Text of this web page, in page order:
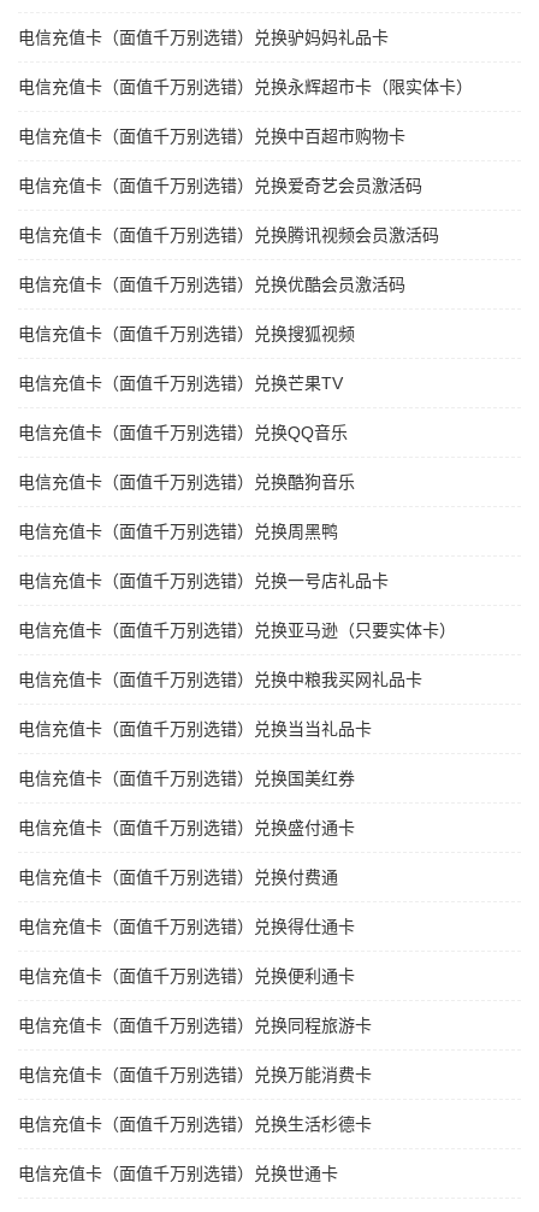
电信充值卡（面值千万别选错）兑换驴妈妈礼品卡
电信充值卡（面值千万别选错）兑换永辉超市卡（限实体卡）
电信充值卡（面值千万别选错）兑换中百超市购物卡
电信充值卡（面值千万别选错）兑换爱奇艺会员激活码
电信充值卡（面值千万别选错）兑换腾讯视频会员激活码
电信充值卡（面值千万别选错）兑换优酷会员激活码
电信充值卡（面值千万别选错）兑换搜狐视频
电信充值卡（面值千万别选错）兑换芒果TV
电信充值卡（面值千万别选错）兑换QQ音乐
电信充值卡（面值千万别选错）兑换酷狗音乐
电信充值卡（面值千万别选错）兑换周黑鸭
电信充值卡（面值千万别选错）兑换一号店礼品卡
电信充值卡（面值千万别选错）兑换亚马逊（只要实体卡）
电信充值卡（面值千万别选错）兑换中粮我买网礼品卡
电信充值卡（面值千万别选错）兑换当当礼品卡
电信充值卡（面值千万别选错）兑换国美红券
电信充值卡（面值千万别选错）兑换盛付通卡
电信充值卡（面值千万别选错）兑换付费通
电信充值卡（面值千万别选错）兑换得仕通卡
电信充值卡（面值千万别选错）兑换便利通卡
电信充值卡（面值千万别选错）兑换同程旅游卡
电信充值卡（面值千万别选错）兑换万能消费卡
电信充值卡（面值千万别选错）兑换生活杉德卡
电信充值卡（面值千万别选错）兑换世通卡